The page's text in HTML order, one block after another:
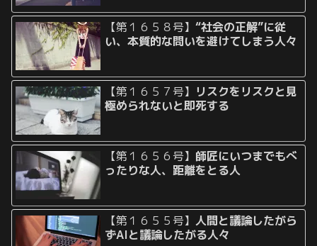
【第１６５８号】“社会の正解”に従
い、本質的な問いを避けてしまう人々
【第１６５７号】 リスクをリスクと見
極められないと即死する
【第１６５６号】 師匠にいつまでもべ
ったりな人、距離をとる人
【第１６５５号】人間と議論したがら
ずAIと議論したがる人々